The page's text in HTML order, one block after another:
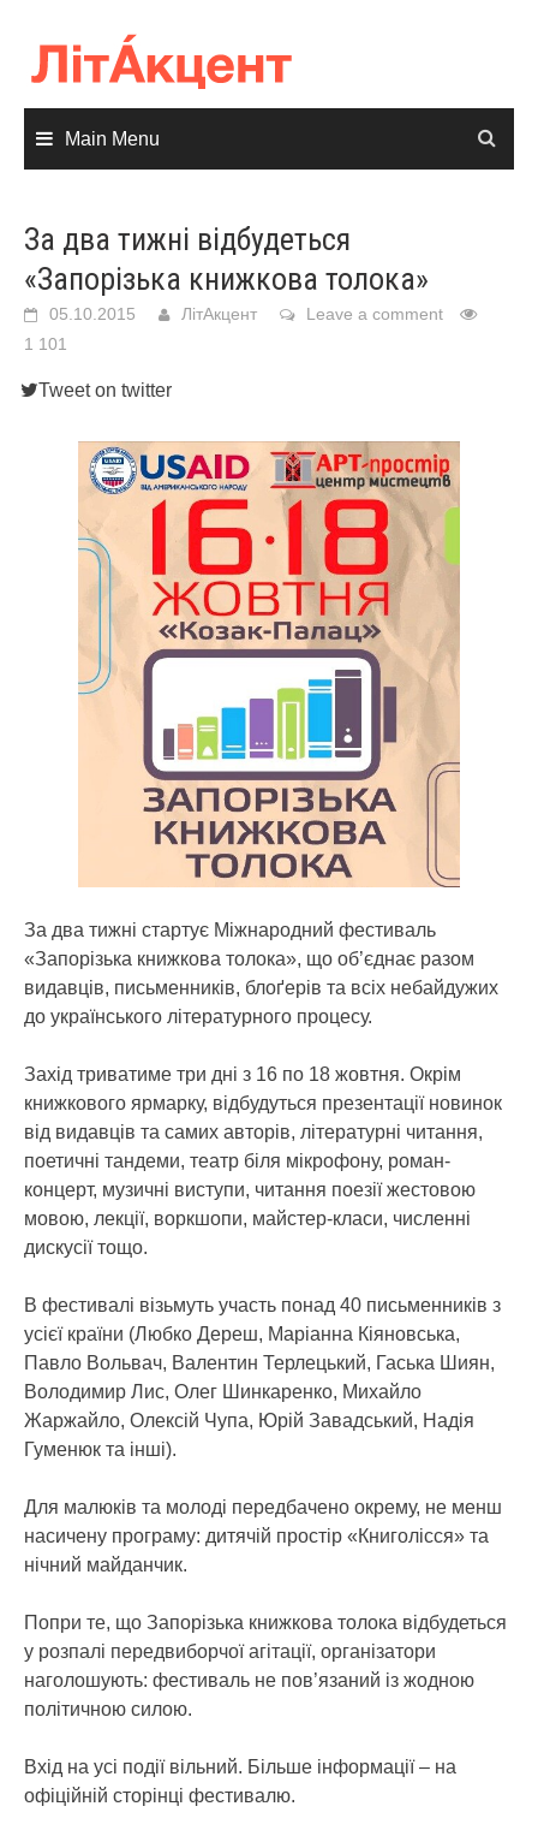
content
Main Menu
За два тижні відбудеться
«Запорізька книжкова толока»
05.10.2015 ЛітАкцент
Leave a comment
1 101
Tweet on twitter
За два тижні стартує Міжнародний фестиваль
«Запорізька книжкова толока», що об’єднає разом
видавців, письменників, блоґерів та всіх небайдужих
до українського літературного процесу.
Захід триватиме три дні з 16 по 18 жовтня. Окрім
книжкового ярмарку, відбудуться презентації новинок
від видавців та самих авторів, літературні читання,
поетичні тандеми, театр біля мікрофону, роман-
концерт, музичні виступи, читання поезії жестовою
мовою, лекції, воркшопи, майстер-класи, численні
дискусії тощо.
В фестивалі візьмуть участь понад 40 письменників з
усієї країни (Любко Дереш, Маріанна Кіяновська,
Павло Вольвач, Валентин Терлецький, Гаська Шиян,
Володимир Лис, Олег Шинкаренко, Михайло
Жаржайло, Олексій Чупа, Юрій Завадський, Надія
Гуменюк та інші).
Для малюків та молоді передбачено окрему, не менш
насичену програму: дитячій простір «Книголісся» та
нічний майданчик.
Попри те, що Запорізька книжкова толока відбудеться
у розпалі передвиборчої агітації, організатори
наголошують: фестиваль не пов’язаний із жодною
політичною силою.
Вхід на усі події вільний. Більше інформації – на
офіційній сторінці фестивалю.